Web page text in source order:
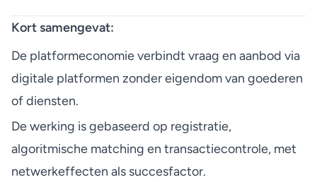
Kort samengevat:
De platformeconomie verbindt vraag en aanbod via
digitale platformen zonder eigendom van goederen
of diensten.
De werking is gebaseerd op registratie,
algoritmische matching en transactiecontrole, met
netwerkeffecten als succesfactor.